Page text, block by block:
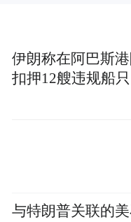
伊朗称在阿巴斯
扣押12艘违规船只
与特朗普关联的美